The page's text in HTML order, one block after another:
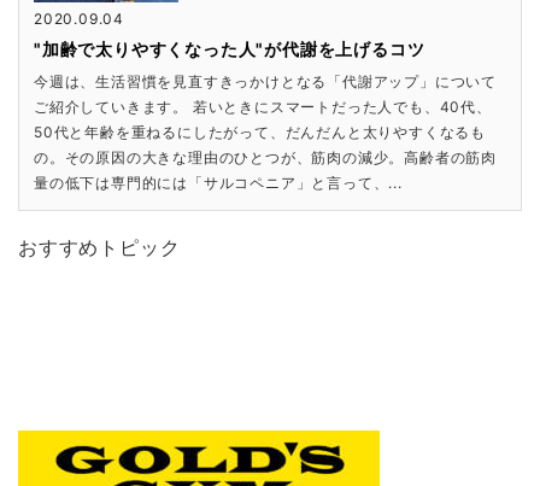
2020.09.04
"加齢で太りやすくなった人"が代謝を上げるコツ
今週は、生活習慣を見直すきっかけとなる「代謝アップ」について
ご紹介していきます。 若いときにスマートだった人でも、40代、
50代と年齢を重ねるにしたがって、だんだんと太りやすくなるも
の。その原因の大きな理由のひとつが、筋肉の減少。高齢者の筋肉
量の低下は専門的には「サルコペニア」と言って、...
おすすめトピック